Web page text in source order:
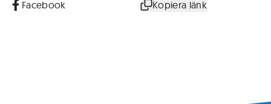
Facebook Kopiera länk